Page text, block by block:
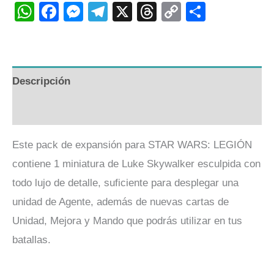
WhatsApp
Facebook
Messenger
Telegram
X Threads
Copy
Descripción
Este pack de expansión para STAR WARS: LEGIÓN
contiene 1 miniatura de Luke Skywalker esculpida con
todo lujo de detalle, suficiente para desplegar una
unidad de Agente, además de nuevas cartas de
Unidad, Mejora y Mando que podrás utilizar en tus
batallas.